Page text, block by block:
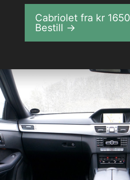
Cabriolet fra kr 1650
Bestill →